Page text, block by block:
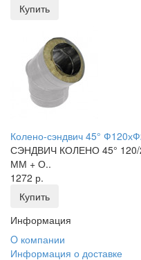
Купить
Колено-сэндвич 45°
СЭНДВИЧ КОЛЕНО 45°
ММ + О..
1272 р.
Купить
Информация
O компании
Информация о доставке